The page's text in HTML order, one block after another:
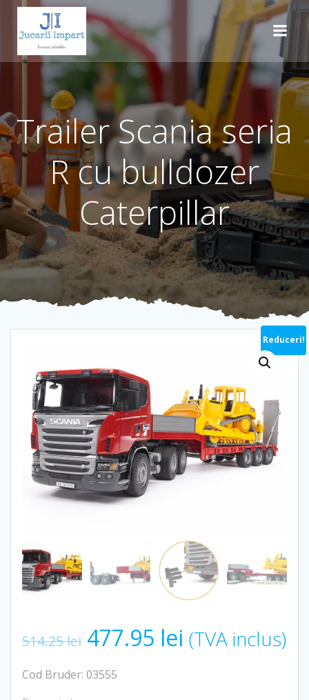
content
Trailer Scania seria
R cu bulldozer
Caterpillar
Reduceri!
514.25lei Prețul
inițial
477.95 lei Prețul
(TVA inclus)
Cod Bruder: 03555